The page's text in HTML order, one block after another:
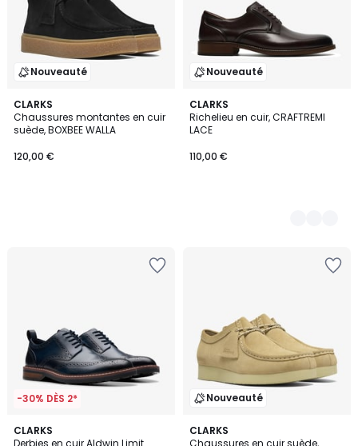
Nouveauté
CLARKS
Chaussures montantes en cuir
suède, BOXBEE WALLA
120,00 €
Nouveauté
CLARKS
Richelieu en cuir, CRAFTREMI
LACE
110,00 €
2
Couleurs
-30% DÈS 2*
CLARKS
Derbies en cuir Aldwin Limit
Nouveauté
CLARKS
Chaussures en cuir suède,
2